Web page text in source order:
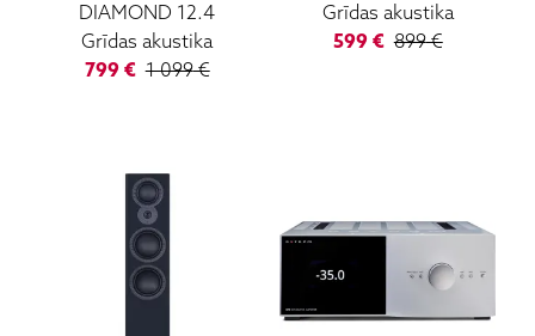
DIAMOND 12.4
Grīdas akustika
799€ 1 099€
Grīdas akustika
599€ 899€